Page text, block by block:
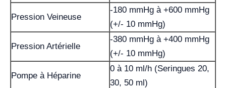
Pression Veineuse
-180 mmHg à +600 mmHg
(+/- 10 mmHg)
Pression Artérielle
-380 mmHg à +400 mmHg
(+/- 10 mmHg)
Pompe à Héparine
0 à 10 ml/h (Seringues 20,
30, 50 ml)